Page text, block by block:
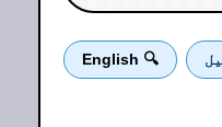
🔍 English